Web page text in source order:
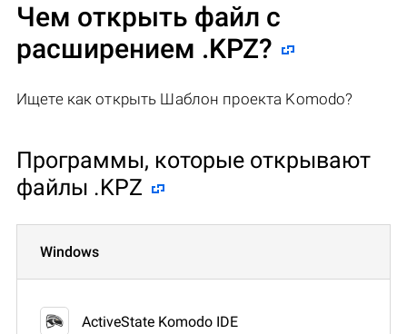
Чем открыть файл с
расширением .KPZ?
Ищете как открыть Шаблон проекта Komodo?
Программы, которые открывают
файлы .KPZ
Windows
ActiveState Komodo IDE